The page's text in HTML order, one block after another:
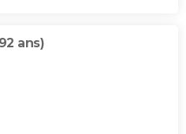
ans)